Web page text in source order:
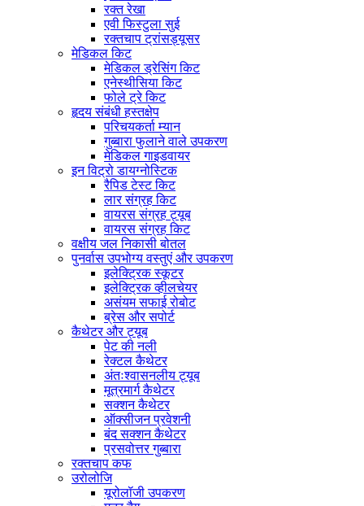
रक्त रेखा
एवी फिस्टुला सुई
रक्तचाप ट्रांसड्यूसर
मेडिकल किट
मेडिकल ड्रेसिंग किट
एनेस्थीसिया किट
फोले ट्रे किट
हृदय संबंधी हस्तक्षेप
परिचयकर्ता म्यान
गुब्बारा फुलाने वाले उपकरण
मेडिकल गाइडवायर
इन विट्रो डायग्नोस्टिक
रैपिड टेस्ट किट
लार संग्रह किट
वायरस संग्रह ट्यूब
वायरस संग्रह किट
वक्षीय जल निकासी बोतल
पुनर्वास उपभोग्य वस्तुएं और उपकरण
इलेक्ट्रिक स्कूटर
इलेक्ट्रिक व्हीलचेयर
असंयम सफाई रोबोट
ब्रेस और सपोर्ट
कैथेटर और ट्यूब
पेट की नली
रेक्टल कैथेटर
अंतःश्वासनलीय ट्यूब
मूत्रमार्ग कैथेटर
सक्शन कैथेटर
ऑक्सीजन प्रवेशनी
बंद सक्शन कैथेटर
प्रसवोत्तर गुब्बारा
रक्तचाप कफ
उरोलोजि
यूरोलॉजी उपकरण